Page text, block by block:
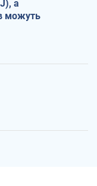
а
можуть